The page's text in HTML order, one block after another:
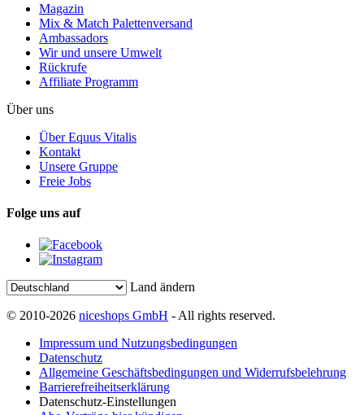
Magazin
Mix & Match Palettenversand
Ambassadors
Wir und unsere Umwelt
Rückrufe
Affiliate Programm
Über uns
Über Equus Vitalis
Kontakt
Unsere Gruppe
Freie Jobs
Folge uns auf
Land ändern
© 2010-2026 niceshops GmbH - All rights reserved.
Impressum und Nutzungsbedingungen
Datenschutz
Allgemeine Geschäftsbedingungen und Widerrufsbelehrung
Barrierefreiheitserklärung
Datenschutz-Einstellungen